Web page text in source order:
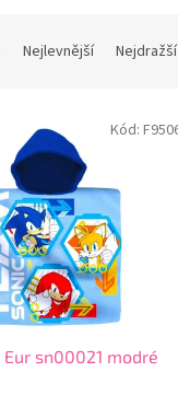
Nejlevnější Nejdražší
Eur sn00021 modré
Kód: